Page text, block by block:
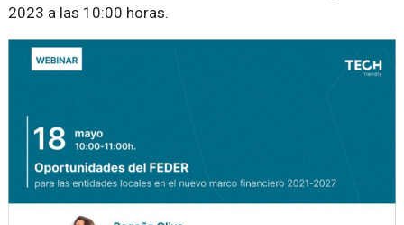
2023 a las 10:00 horas.